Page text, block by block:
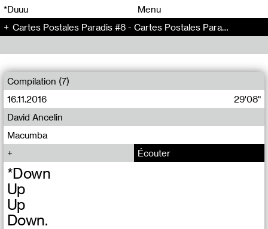
*Duuu
Menu
Cartes Postales Paradis #8 - Cartes Postales Paradis (8)
Compilation (7)
16.11.2016
29'08"
Macumba
David Ancelin
Écouter
*Down
Up
Up
Down.
00 00
00 00